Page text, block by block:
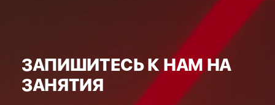
ЗАПИШИТЕСЬ К НАМ НА
ЗАНЯТИЯ